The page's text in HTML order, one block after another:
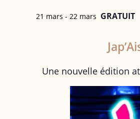
21 mars - 22 mars GRATUIT
Une nouvelle édition